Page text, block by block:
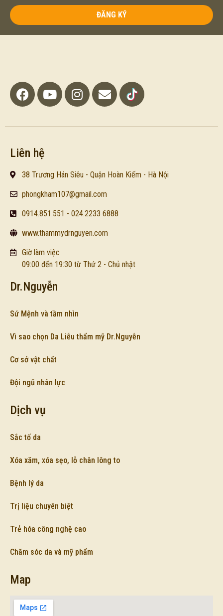
ĐĂNG KÝ
Liên hệ
38 Trương Hán Siêu - Quận Hoàn Kiếm - Hà Nội
phongkham107@gmail.com
0914.851.551 - 024.2233 6888
www.thammydrnguyen.com
Giờ làm việc
09:00 đến 19:30 từ Thứ 2 - Chủ nhật
Dr.Nguyễn
Sứ Mệnh và tầm nhìn
Vì sao chọn Da Liễu thẩm mỹ Dr.Nguyễn
Cơ sở vật chất
Đội ngũ nhân lực
Dịch vụ
Sắc tố da
Xóa xăm, xóa sẹo, lỗ chân lông to
Bệnh lý da
Trị liệu chuyên biệt
Trẻ hóa công nghệ cao
Chăm sóc da và mỹ phẩm
Map